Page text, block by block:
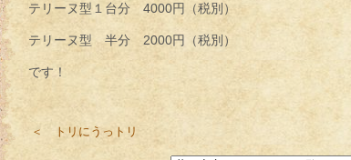
テリーヌ型１台分 4000円（税別）
テリーヌ型 半分 2000円（税別）
です！
＜ トリにうっトリ